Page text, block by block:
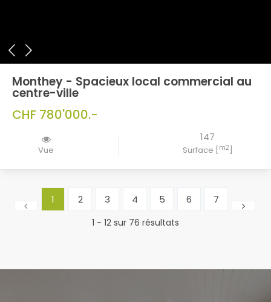
Monthey - Spacieux local commercial au
centre-ville
CHF 780'000.-
Vue
147
Surface [m2]
1 2 3 4 5 6 7
1 - 12 sur 76 résultats